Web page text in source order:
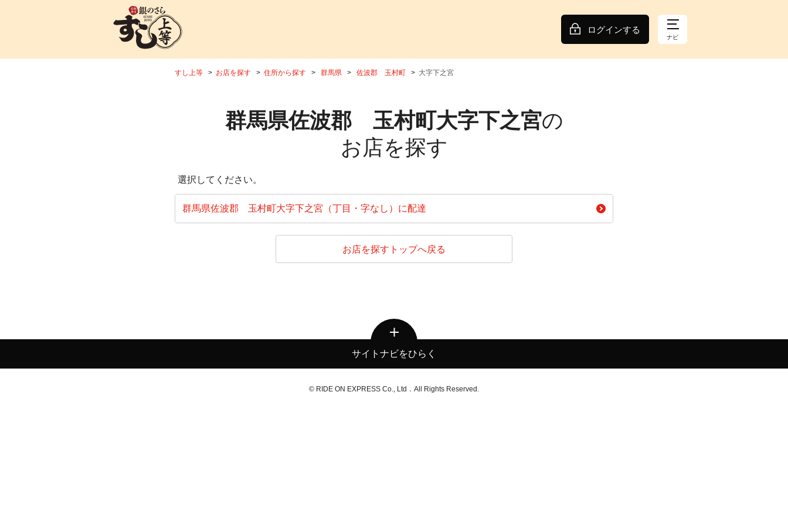
ログインする
ナビ
すし上等 お店を探す 住所から探す 群馬県 佐波郡 玉村町 大字下之宮
群馬県佐波郡 玉村町大字下之宮の
お店を探す
選択してください。
群馬県佐波郡 玉村町大字下之宮（丁目・字なし）に配達
お店を探すトップへ戻る
サイトナビをひらく
© RIDE ON EXPRESS Co., Ltd．All Rights Reserved.